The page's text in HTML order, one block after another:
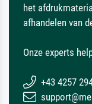
het
afhandelen van
Onze experts
+43 4257